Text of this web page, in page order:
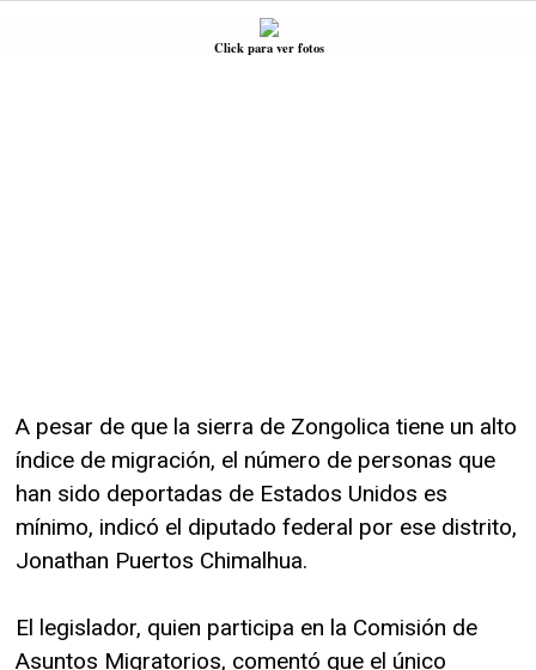
Click para ver fotos
A pesar de que la sierra de Zongolica tiene un alto
índice de migración, el número de personas que
han sido deportadas de Estados Unidos es
mínimo, indicó el diputado federal por ese distrito,
Jonathan Puertos Chimalhua.
El legislador, quien participa en la Comisión de
Asuntos Migratorios, comentó que el único